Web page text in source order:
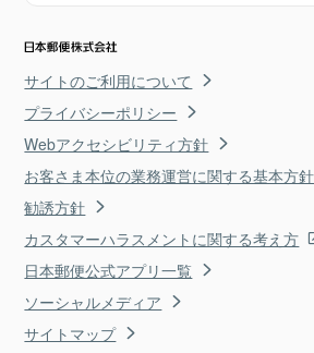
サイトのご利用について
プライバシーポリシー
Webアクセシビリティ方針
お客さま本位の業務運営に関する基本方針
勧誘方針
カスタマーハラスメントに関する考え方
日本郵便公式アプリ一覧
ソーシャルメディア
サイトマップ